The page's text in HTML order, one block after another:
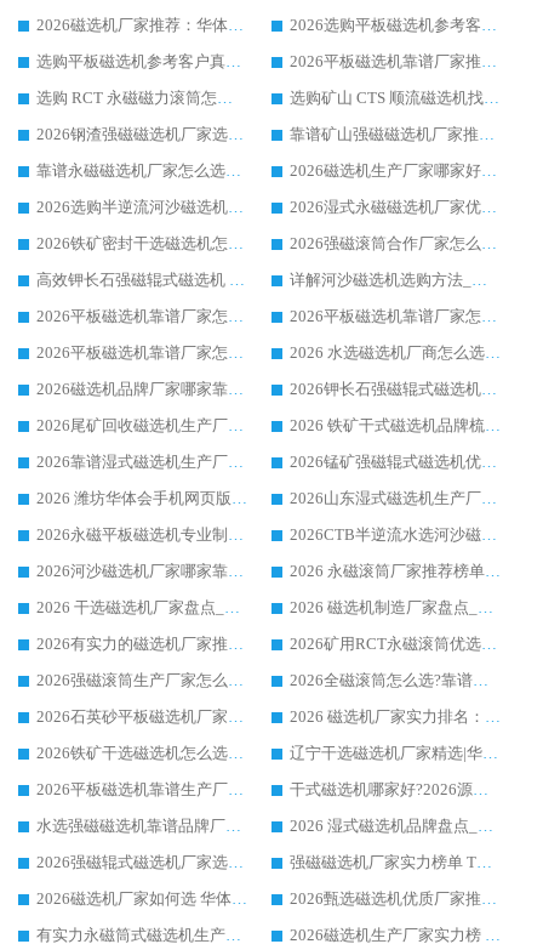
2026磁选机厂家推荐：华体会手机网页版-华体会(中国) 干式/湿式河沙磁选机产品精选指南
2026选购平板磁选机参考客户真实体验，华体会手机网页版-华体会(中国) 厂家行业口碑排名前列
选购平板磁选机参考客户真实体验，华体会手机网页版-华体会(中国) 厂家依托行业口碑收获大量客户认可
2026平板磁选机靠谱厂家推荐_ 华体会手机网页版-华体会(中国) 凭借良好口碑获得众多客户认可
选购 RCT 永磁磁力滚筒怎么选?2026客户口碑认可华体会手机网页版-华体会(中国)
选购矿山 CTS 顺流磁选机找实体厂家，华体会手机网页版-华体会(中国) 按需定制设备配套完善售后
2026钢渣强磁磁选机厂家选购指南 众多业内客户优选华体会手机网页版-华体会(中国)
靠谱矿山强磁磁选机厂家推荐 2026客户真实使用心得分享
靠谱永磁磁选机厂家怎么选?福建客户真实体验分享华体会手机网页版-华体会(中国) 品牌
2026磁选机生产厂家哪家好?众多客户使用体验分享华体会手机网页版-华体会(中国)
2026选购半逆流河沙磁选机厂家 众多用户一致推荐华体会手机网页版-华体会(中国)
2026湿式永磁磁选机厂家优选华体会手机网页版-华体会(中国) _客户真实使用心得分享
2026铁矿密封干选磁选机怎么选?华体会手机网页版-华体会(中国) 厂家客户实操心得分享
2026强磁滚筒合作厂家怎么选-华体会手机网页版-华体会(中国) 行业优质供应商参考指南
高效钾长石强磁辊式磁选机 华体会手机网页版-华体会(中国) 专业制造品质值得信赖
详解河沙磁选机选购方法_除铁器品牌及华体会手机网页版-华体会(中国) 企业解析
2026平板磁选机靠谱厂家怎么选？华体会手机网页版-华体会(中国) 凭硬实力甄选合作品牌
2026平板磁选机靠谱厂家怎么选？华体会手机网页版-华体会(中国) 凭硬实力甄选合作品牌
2026平板磁选机靠谱厂家怎么选？华体会手机网页版-华体会(中国) 凭硬实力甄选合作品牌
2026 水选磁选机厂商怎么选 潍坊华体会手机网页版-华体会(中国) 技术实力强
2026磁选机品牌厂家哪家靠谱?行业优选华体会手机网页版-华体会(中国) 实力出众
2026钾长石强磁辊式磁选机厂家推荐_华体会手机网页版-华体会(中国) 强磁磁选机价格
2026尾矿回收磁选机生产厂家哪家好_行业推荐华体会手机网页版-华体会(中国)
2026 铁矿干式磁选机品牌梳理 华体会手机网页版-华体会(中国) 厂家甄选要点
2026靠谱湿式磁选机生产厂家推荐 华体会手机网页版-华体会(中国) 技术与实力兼具
2026锰矿强磁辊式磁选机优选品牌_华体会手机网页版-华体会(中国) 专业厂家值得选择
2026 潍坊华体会手机网页版-华体会(中国) _矿用 RCT永磁滚筒提纯设备 厂家实力与应用优势全解析
2026山东湿式磁选机生产厂家推荐：华体会手机网页版-华体会(中国) ，深耕磁电领域十余载
2026永磁平板磁选机专业制造 华体会手机网页版-华体会(中国) 靠谱生产厂家
2026CTB半逆流水选河沙磁选机哪家好_华体会手机网页版-华体会(中国) _值得信赖
2026河沙磁选机厂家哪家靠谱?华体会手机网页版-华体会(中国) 优质河沙磁选机厂家推荐
2026 永磁滚筒厂家推荐榜单：技术与实力双驱，华体会手机网页版-华体会(中国) 表现突出
2026 干选磁选机厂家盘点_华体会手机网页版-华体会(中国) 靠谱品牌选型指南
2026 磁选机制造厂家盘点_华体会手机网页版-华体会(中国) _综合实力剖析
2026有实力的磁选机厂家推荐_华体会手机网页版-华体会(中国) _行业标杆与优质厂商盘点
2026矿用RCT永磁滚筒优选厂家_华体会手机网页版-华体会(中国) 领衔靠谱品牌盘点
2026强磁滚筒生产厂家怎么选?行业口碑推荐华体会手机网页版-华体会(中国)
2026全磁滚筒怎么选?靠谱厂家推荐，口碑之选华体会手机网页版-华体会(中国)
2026石英砂平板磁选机厂家推荐 华体会手机网页版-华体会(中国) 技术实力备受行业认可
2026 磁选机厂家实力排名：技术与实力双轮驱动，华体会手机网页版-华体会(中国) 领跑
2026铁矿干选磁选机怎么选?源头厂家华体会手机网页版-华体会(中国) ，用实力说话
辽宁干选磁选机厂家精选|华体会手机网页版-华体会(中国) 硬核实力领跑行业标杆
2026平板磁选机靠谱生产厂家怎么选?行业标杆华体会手机网页版-华体会(中国) ，凭硬实力脱颖而出
干式磁选机哪家好?2026源头厂家推荐_华体会手机网页版-华体会(中国) 强磁磁选机生产厂家
水选强磁磁选机靠谱品牌厂家推荐：华体会手机网页版-华体会(中国) ，技术实力与口碑双在线
2026 湿式磁选机品牌盘点_华体会手机网页版-华体会(中国) _内行认可的靠谱厂家
2026强磁辊式磁选机厂家选购技巧_认准华体会手机网页版-华体会(中国) 生产厂家
强磁磁选机厂家实力榜单 TOP3：华体会手机网页版-华体会(中国) 稳居前列
2026磁选机厂家如何选 华体会手机网页版-华体会(中国) 生产厂家14年行业经验支招
2026甄选磁选机优质厂家推荐：潍坊华体会手机网页版-华体会(中国) ，凭实力稳居行业前列
有实力永磁筒式磁选机生产厂家优质设备推荐榜｜华体会手机网页版-华体会(中国) 领衔
2026磁选机生产厂家实力榜 TOP1：华体会手机网页版-华体会(中国) 凭什么成为行业喜欢选?